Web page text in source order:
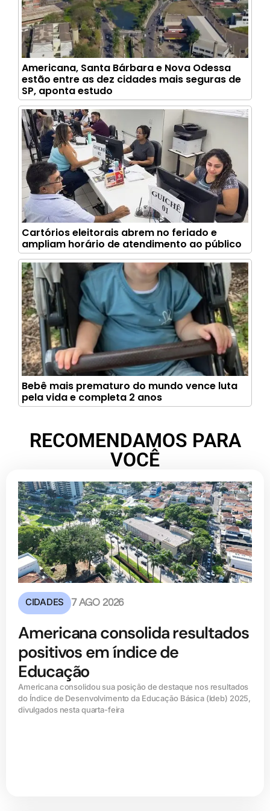
Americana, Santa Bárbara e Nova Odessa
estão entre as dez cidades mais seguras de
SP, aponta estudo
Cartórios eleitorais abrem no feriado e
ampliam horário de atendimento ao público
Bebê mais prematuro do mundo vence luta
pela vida e completa 2 anos
RECOMENDAMOS PARA
VOCÊ
CIDADES 7 AGO 2026
Americana consolida resultados
positivos em índice de
Educação
Americana consolidou sua posição de destaque nos resultados
do Índice de Desenvolvimento da Educação Básica (ldeb) 2025,
divulgados nesta quarta-feira